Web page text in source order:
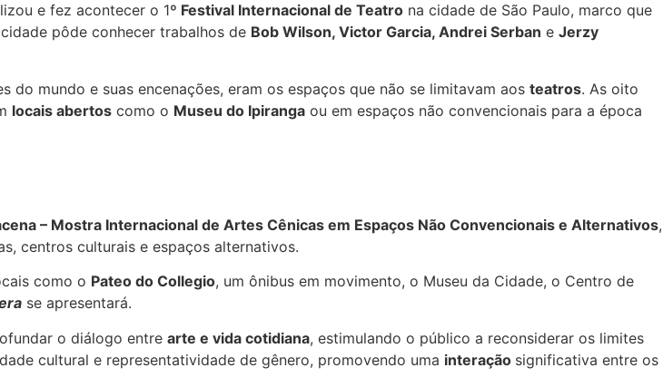
e fez acontecer o 1º Festival Internacional de Teatro na cidade de São Paulo, marco que
pôde conhecer trabalhos de Bob Wilson, Victor Garcia, Andrei Serban e Jerzy
do mundo e suas encenações, eram os espaços que não se limitavam aos teatros. As oito
locais abertos como o Museu do Ipiranga ou em espaços não convencionais para a época
– Mostra Internacional de Artes Cênicas em Espaços Não Convencionais e Alternativos,
centros culturais e espaços alternativos.
como o Pateo do Collegio, um ônibus em movimento, o Museu da Cidade, o Centro de
se apresentará.
o diálogo entre arte e vida cotidiana, estimulando o público a reconsiderar os limites
cultural e representatividade de gênero, promovendo uma interação significativa entre os